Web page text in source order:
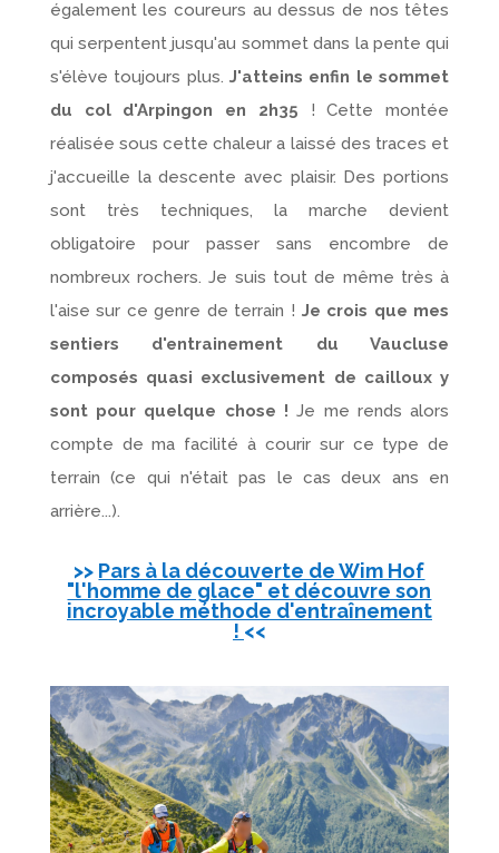
également les coureurs au dessus de nos têtes
qui serpentent jusqu'au sommet dans la pente qui
s'élève toujours plus. J'atteins enfin le sommet
du col d'Arpingon en 2h35 ! Cette montée
réalisée sous cette chaleur a laissé des traces et
j'accueille la descente avec plaisir. Des portions
sont très techniques, la marche devient
obligatoire pour passer sans encombre de
nombreux rochers. Je suis tout de même très à
l'aise sur ce genre de terrain ! Je crois que mes
sentiers d'entrainement du Vaucluse
composés quasi exclusivement de cailloux y
sont pour quelque chose ! Je me rends alors
compte de ma facilité à courir sur ce type de
terrain (ce qui n'était pas le cas deux ans en
arrière...).
>> Pars à la découverte de Wim Hof
"l'homme de glace" et découvre son
incroyable méthode d'entraînement
! <<